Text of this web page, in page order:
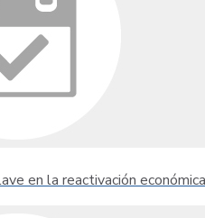
en la reactivación